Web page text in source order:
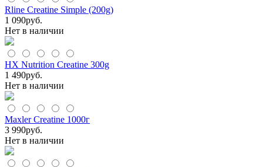
Rline Creatine Simple (200g)
1 090руб.
Нет в наличии
HX Nutrition Creatine 300g
1 490руб.
Нет в наличии
Maxler Creatine 1000г
3 990руб.
Нет в наличии